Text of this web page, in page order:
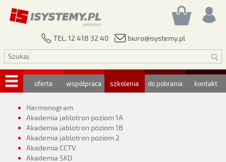
TEL. 12 418 32 40 biuro@isystemy.pl
oferta współpraca szkolenia do pobrania kontakt
Harmonogram
Akademia jablotron poziom 1A
Akademia jablotron poziom 1B
Akademia jablotron poziom 2
Akademia CCTV
Akademia SKD